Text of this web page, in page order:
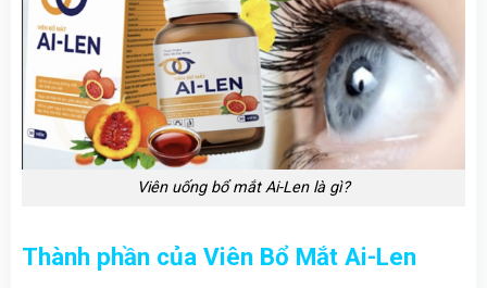
Viên uống bổ mắt Ai-Len là gì?
Thành phần của Viên Bổ Mắt Ai-Len